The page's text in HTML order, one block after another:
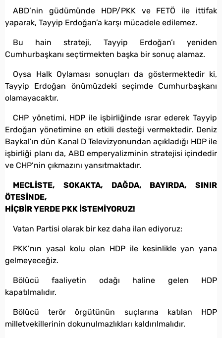
ABD’nin güdümünde HDP/PKK ve FETÖ ile ittifak
yaparak, Tayyip Erdoğan’a karşı mücadele edilemez.
Bu hain strateji, Tayyip Erdoğan’ı yeniden
Cumhurbaşkanı seçtirmekten başka bir sonuç alamaz.
Oysa Halk Oylaması sonuçları da göstermektedir ki,
Tayyip Erdoğan önümüzdeki seçimde Cumhurbaşkanı
olamayacaktır.
CHP yönetimi, HDP ile işbirliğinde ısrar ederek Tayyip
Erdoğan yönetimine en etkili desteği vermektedir. Deniz
Baykal’ın dün Kanal D Televizyonundan açıkladığı HDP ile
işbirliği planı da, ABD emperyalizminin stratejisi içindedir
ve CHP’nin çıkmazını yansıtmaktadır.
MECLİSTE, SOKAKTA, DAĞDA, BAYIRDA, SINIR
ÖTESİNDE,
HİÇBİR YERDE PKK İSTEMİYORUZ!
Vatan Partisi olarak bir kez daha ilan ediyoruz:
PKK’nın yasal kolu olan HDP ile kesinlikle yan yana
gelmeyeceğiz.
Bölücü faaliyetin odağı haline gelen HDP
kapatılmalıdır.
Bölücü terör örgütünün suçlarına katılan HDP
milletvekillerinin dokunulmazlıkları kaldırılmalıdır.